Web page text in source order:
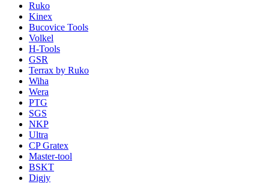
Ruko
Kinex
Bucovice Tools
Volkel
H-Tools
GSR
Terrax by Ruko
Wiha
Wera
PTG
SGS
NKP
Ultra
CP Gratex
Master-tool
BSKT
Digjy